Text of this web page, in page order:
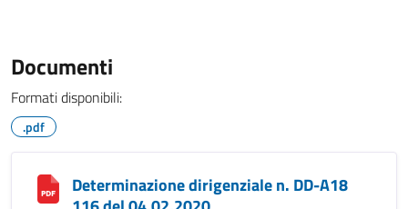
Documenti
Formati disponibili:
.pdf
Determinazione dirigenziale n. DD-A18